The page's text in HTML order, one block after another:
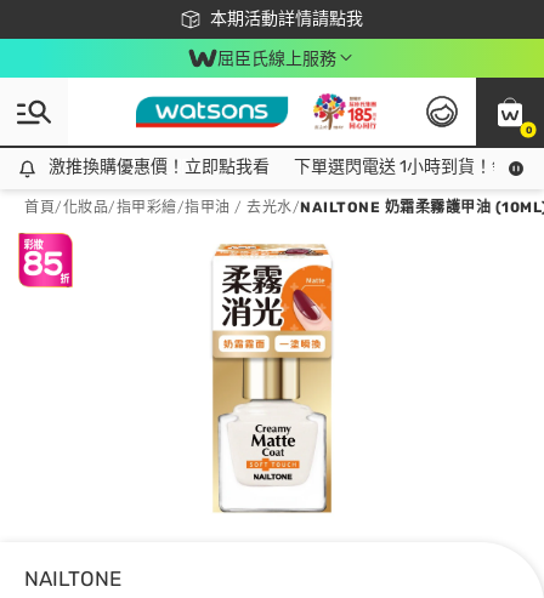
本期活動詳情請點我
下載app最高回饋$350
屈臣氏線上服務
0
激推換購優惠價！立即點我看
激推換購優惠價！立即點我看 下單選閃電送 1小時到貨！領神
首頁/化妝品/指甲彩繪/指甲油 / 去光水/NAILTONE 奶霜柔霧護甲油
NAILTONE